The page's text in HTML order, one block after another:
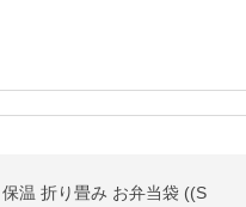
温 折り畳み お弁当袋 ((S